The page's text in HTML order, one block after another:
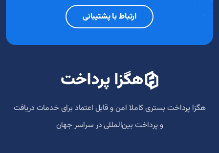
ارتباط با پشتیبانی
هگزا پرداخت بستری کاملا امن و قابل اعتماد برای خدمات دریافت
و پرداخت‌ بین‌المللی در سراسر جهان